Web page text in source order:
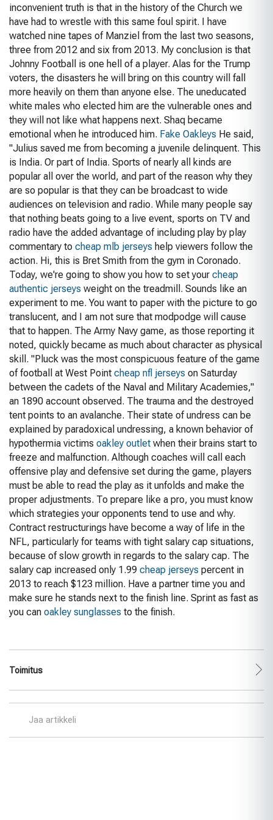
inconvenient truth is that in the history of the Church we
have had to wrestle with this same foul spirit. I have
watched nine tapes of Manziel from the last two seasons,
three from 2012 and six from 2013. My conclusion is that
Johnny Football is one hell of a player. Alas for the Trump
voters, the disasters he will bring on this country will fall
more heavily on them than anyone else. The uneducated
white males who elected him are the vulnerable ones and
they will not like what happens next. Shaq became
emotional when he introduced him. Fake Oakleys He said,
"Julius saved me from becoming a juvenile delinquent. This
is India. Or part of India. Sports of nearly all kinds are
popular all over the world, and part of the reason why they
are so popular is that they can be broadcast to wide
audiences on television and radio. While many people say
that nothing beats going to a live event, sports on TV and
radio have the added advantage of including play by play
commentary to cheap mlb jerseys help viewers follow the
action. Hi, this is Bret Smith from the gym in Coronado.
Today, we're going to show you how to set your cheap
authentic jerseys weight on the treadmill. Sounds like an
experiment to me. You want to paper with the picture to go
translucent, and I am not sure that modpodge will cause
that to happen. The Army Navy game, as those reporting it
noted, quickly became as much about character as physical
skill. "Pluck was the most conspicuous feature of the game
of football at West Point cheap nfl jerseys on Saturday
between the cadets of the Naval and Military Academies,"
an 1890 account observed. The trauma and the destroyed
tent points to an avalanche. Their state of undress can be
explained by paradoxical undressing, a known behavior of
hypothermia victims oakley outlet when their brains start to
freeze and malfunction. Although coaches will call each
offensive play and defensive set during the game, players
must be able to read the play as it unfolds and make the
proper adjustments. To prepare like a pro, you must know
which strategies your opponents tend to use and why.
Contract restructurings have become a way of life in the
NFL, particularly for teams with tight salary cap situations,
because of slow growth in regards to the salary cap. The
salary cap increased only 1.99 cheap jerseys percent in
2013 to reach $123 million. Have a partner time you and
make sure he stands next to the finish line. Sprint as fast as
you can oakley sunglasses to the finish.
Toimitus
Jaa artikkeli